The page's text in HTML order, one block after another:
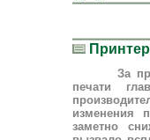
За
печати
изменения
заметно